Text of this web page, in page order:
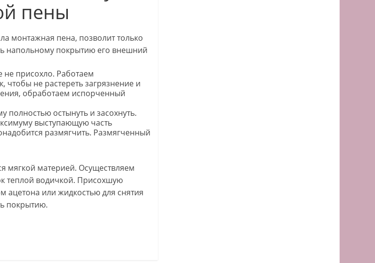
пены
монтажная пена, позволит только
напольному покрытию его внешний
присохло. Работаем
чтобы не растереть загрязнение и
обработаем испорченный
полностью остынуть и засохнуть.
выступающую часть
размягчить. Размягченный
мягкой материей. Осуществляем
теплой водичкой. Присохшую
ацетона или жидкостью для снятия
покрытию.